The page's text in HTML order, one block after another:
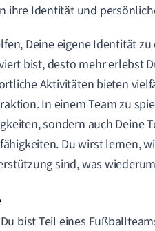
ihre Identität und
Deine eigene Identität
bist, desto mehr erlebst
Aktivitäten bieten
In einem Team zu
sondern auch Deine
Du wirst lernen,
sind, was
bist Teil eines